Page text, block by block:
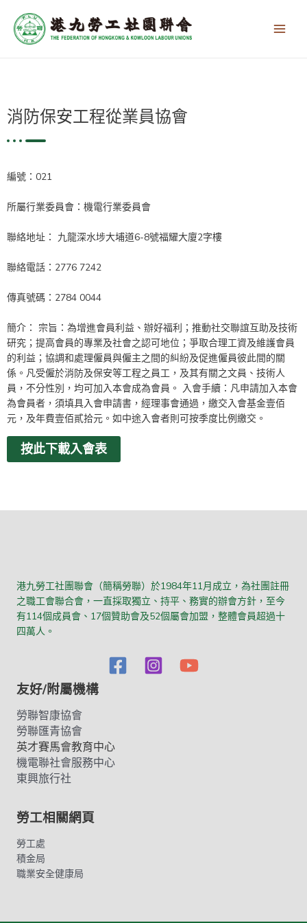
消防保安工程從業員協會
編號：021
所屬行業委員會：機電行業委員會
聯絡地址： 九龍深水埗大埔道6-8號福耀大廈2字樓
聯絡電話：2776 7242
傳真號碼：2784 0044
簡介： 宗旨：為增進會員利益、辦好福利；推動社交聯誼互助及技術
研究；提高會員的專業及社會之認可地位；爭取合理工資及維護會員
的利益；協調和處理僱員與僱主之間的糾紛及促進僱員彼此間的關
係。凡受僱於消防及保安等工程之員工，及其有關之文員、技術人
員，不分性別，均可加入本會成為會員。 入會手續：凡申請加入本會
為會員者，須填具入會申請書，經理事會通過，繳交入會基金壹佰
元，及年費壹佰貳拾元。如中途入會者則可按季度比例繳交。
按此下載入會表
港九勞工社團聯會（簡稱勞聯）於1984年11月成立，為社團註冊
之職工會聯合會，一直採取獨立、持平、務實的辦會方針，至今
有114個成員會、17個贊助會及52個屬會加盟，整體會員超過十
四萬人。
友好/附屬機構
勞聯智康協會
勞聯匯青協會
英才賽馬會教育中心
機電聯社會服務中心
東興旅行社
勞工相關網頁
勞工處
積金局
職業安全健康局